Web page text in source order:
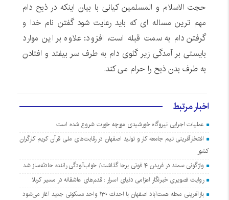
حجت الاسلام و المسلمین کیانی با بیان اینکه در ذبح دام
مهم ترین مساله ای که باید رعایت شود گفتن نام خدا و
گرفتن دام به سمت قبله است، افزود: علاوه بر این موارد
بایستی بر آمدگی زیر گلوی دام به طرف سر بیفتد و افتادن
به طرف بدن ذبح را حرام می کند.
اخبار مرتبط
عملیات اجرایی نیروگاه خورشیدی مورچه خورت شروع شده است
افتخارآفرینی تیم جامعه کار و تولید اصفهان در رقابت‌های ملی قرآن کریم کارگران
کشور
واژگونی سمند در فریدن ۴ فوتی برجا گذاشت/ خواب‌آلودگی راننده حادثه‌ساز شد
روایت تصویری خبرنگار اعزامی دنیای اسرار : قدم‌های عاشقانه در مسیر کربلا
بازآفرینی محله همت‌آباد اصفهان با احداث ۱۳۰ واحد مسکونی جدید آغاز می‌شود